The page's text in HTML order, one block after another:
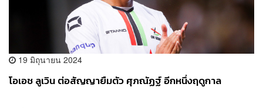
19 มิถุนายน 2024
โอเอช ลูเวิน ต่อสัญญายืมตัว ศุภณัฏฐ์ อีกหนึ่งฤดูกาล